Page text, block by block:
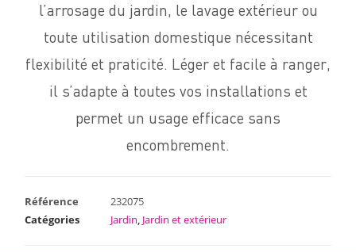
l’arrosage du jardin, le lavage extérieur ou
toute utilisation domestique nécessitant
flexibilité et praticité. Léger et facile à ranger,
il s’adapte à toutes vos installations et
permet un usage efficace sans
encombrement.
Référence
232075
Catégories
Jardin, Jardin et extérieur